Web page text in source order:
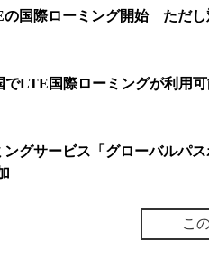
国際ローミング開始 ただし
LTE国際ローミングが利用可
グサービス「グローバルパ
こ